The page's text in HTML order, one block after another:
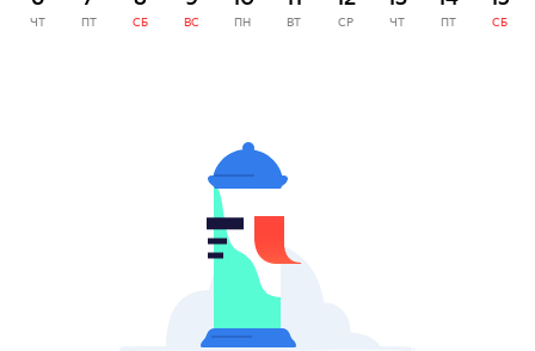
ЧТ ПТ СБ ВС ПН ВТ СР ЧТ ПТ СБ